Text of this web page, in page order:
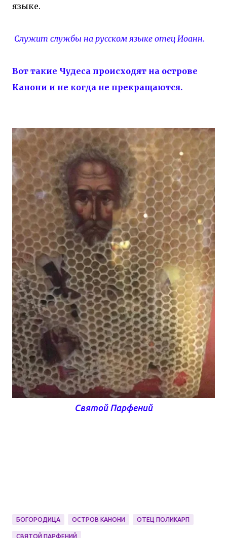
языке.
Служит службы на русском языке отец Иоанн.
Вот такие Чудеса происходят на острове
Канони и не когда не прекращаются.
Святой Парфений
БОГОРОДИЦА ОСТРОВ КАНОНИ ОТЕЦ ПОЛИКАРП
СВЯТОЙ ПАРФЕНИЙ